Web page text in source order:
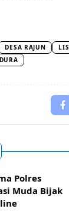
DESA RAJUN
Polres
Muda Bijak